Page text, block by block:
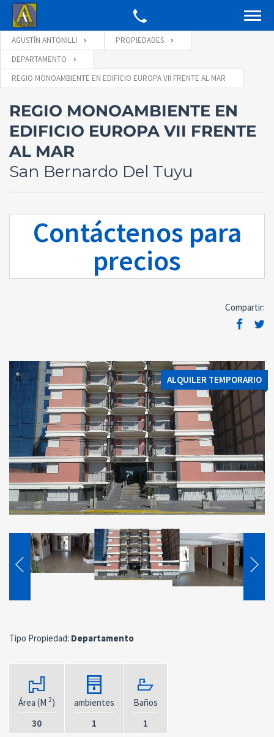
AGUSTÍN ANTONILLI
PROPIEDADES
DEPARTAMENTO
REGIO MONOAMBIENTE EN EDIFICIO EUROPA VII FRENTE AL MAR
REGIO MONOAMBIENTE EN
EDIFICIO EUROPA VII FRENTE
AL MAR
San Bernardo Del Tuyu
Contáctenos para
precios
Compartir:
ALQUILER TEMPORARIO
Tipo Propiedad: Departamento
Área (M 2)
30
ambientes
1
Baños
1